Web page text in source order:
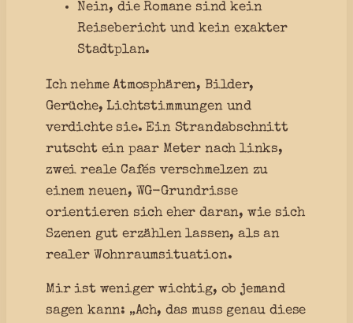
Nein, die Romane sind kein
Reisebericht und kein exakter
Stadtplan.
Ich nehme Atmosphären, Bilder,
Gerüche, Lichtstimmungen und
verdichte sie. Ein Strandabschnitt
rutscht ein paar Meter nach links,
zwei reale Cafés verschmelzen zu
einem neuen, WG-Grundrisse
orientieren sich eher daran, wie sich
Szenen gut erzählen lassen, als an
realer Wohnraumsituation.
Mir ist weniger wichtig, ob jemand
sagen kann: „Ach, das muss genau diese